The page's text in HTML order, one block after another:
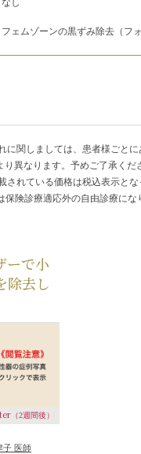
なし
フェムゾーンの黒ずみ除去（フ
に関しましては、患者様ごと
異なります。予めご了承くだ
れている価格は税込表示とな
険診療適応外の自由診療にな
ーで小
除去し
（2週間後）
子 医師